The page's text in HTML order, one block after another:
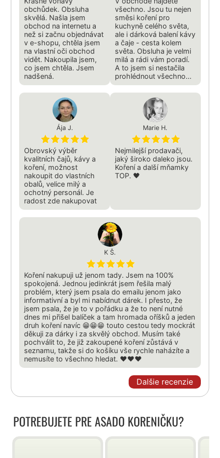
obchůdek. Obsluha
skvělá. Našla jsem
obchod na internetu a
než si začnu objednávat
v e-shopu, chtěla jsem
na vlastní oči obchod
vidět. Nakoupila jsem,
co jsem chtěla. Jsem
nadšená.
všechno. Jsou tu nejen
směsi koření pro
kuchyně celého světa,
ale i dárková balení kávy
a čaje - cesta kolem
světa. Obsluha je velmi
milá a rádi vám poradí.
A to jsem si nestačila
prohlédnout všechno...
Ája J.
Obrovský výběr
kvalitních čajů, kávy a
koření, možnost
nakoupit do vlastních
obalů, velice milý a
ochotný personál. Je
radost zde nakupovat
Marie H.
Nejmilejší prodavači,
jaký široko daleko jsou.
Koření a další mňamky
TOP. 🖤
K Š.
Koření nakupuji už jenom tady. Jsem na 100%
spokojená. Jednou jedinkrát jsem řešila malý
problém, který jsem psala do emailu jenom jako
informativní a byl mi nabídnut dárek. I přesto, že
jsem psala, že je to v pořádku a že to není nutné
dnes mi přišel balíček a tam hromada oříšků a jeden
druh koření navíc 😁😁😁 touto cestou tedy mockrát
děkuji za dárky i za skvělý obchod. Musím také
pochválit to, že již zakoupené koření zůstává v
seznamu, takže si do košíku vše rychle naházíte a
nemusíte to všechno hledat. ❤️❤️❤️
Dalšie recenzie
POTREBUJETE PRE ASADO KORENIČKU?